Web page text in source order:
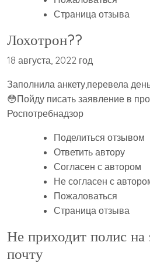
Страница отзыва
Лохотрон??
18 августа, 2022 год
Заполнила анкету,перевела
😳Пойду писать заявление в
Роспотребнадзор
Поделиться отзывом
Ответить автору
Согласен с автором
Не согласен с
Пожаловаться
Страница отзыва
Не приходит полис
почту